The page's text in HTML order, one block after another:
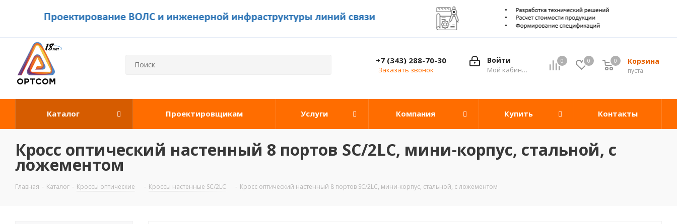
0 0 Корзина
0
пуста
0
Войти
Мой кабинет
+7 (343) 288-70-30
Заказать звонок
Каталог Проектировщикам Услуги Компания Купить Контакты
Кросс оптический настенный 8 портов SC/2LC, мини-корпус, стальной, с
ложементом
Главная - Каталог - Кроссы оптические - Кроссы настенные SC/2LC - Кросс оптический настенный 8 портов SC/2LC, мини-корпус, стальной, с ложементом